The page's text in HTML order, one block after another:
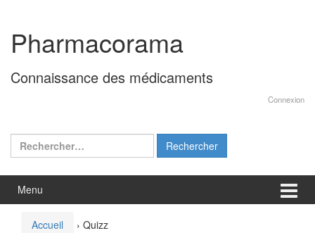
contenu
menu
principal
Pharmacorama
Connaissance des médicaments
Connexion
Rechercher :
Menu
Accueil › Quizz